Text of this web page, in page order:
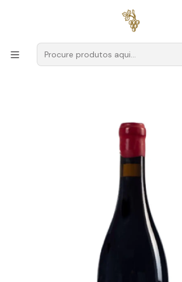
para encomendas a partir de
Produtores Alentejo
Cabeças do
Cabeças do Reguengo Solstício 2019